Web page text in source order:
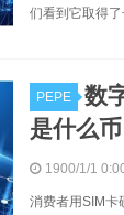
们看到它取得
PEPE
数
是什么币
1900/1/1
消费者用SIM卡